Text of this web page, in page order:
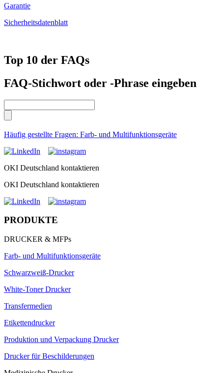
Garantie
Sicherheitsdatenblatt
Top 10 der FAQs
FAQ-Stichwort oder -Phrase eingeben
Häufig gestellte Fragen: Farb- und Multifunktionsgeräte
OKI Deutschland kontaktieren
OKI Deutschland kontaktieren
PRODUKTE
DRUCKER & MFPs
Farb- und Multifunktionsgeräte
Schwarzweiß-Drucker
White-Toner Drucker
Transfermedien
Etikettendrucker
Produktion und Verpackung Drucker
Drucker für Beschilderungen